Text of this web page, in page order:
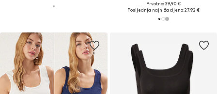
Prvotno: 39,90 €
Posljednja najniža cijena:27,92 €